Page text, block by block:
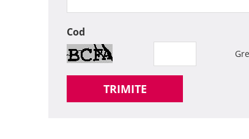
Cod
TRIMITE